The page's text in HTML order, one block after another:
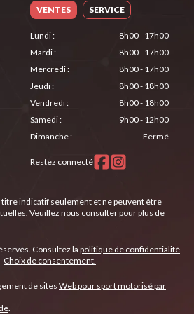
VENTES SERVICE
Lundi:
8h00 - 17h00
Mardi:
8h00 - 17h00
Mercredi:
8h00 - 17h00
Jeudi:
8h00 - 18h00
Vendredi:
8h00 - 18h00
Samedi:
9h00 - 12h00
Dimanche: Fermé
Restez connecté
indicatif seulement et ne peuvent être
Veuillez nous consulter pour plus de
Consultez la politique de confidentialité
Choix de consentement.
de sites Web pour sport motorisé par
.